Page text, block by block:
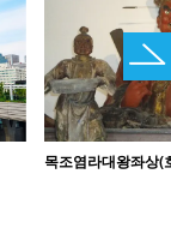
목조염라대왕좌상(